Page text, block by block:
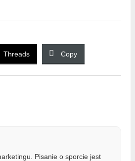
Threads Copy
Pisanie o sporcie jest